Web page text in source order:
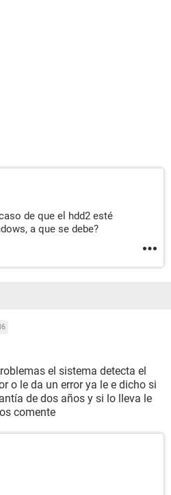
de que el hdd2 esté
a que se debe?
el sistema detecta el
o le da un error ya le e dicho si
de dos años y si lo lleva le
comente